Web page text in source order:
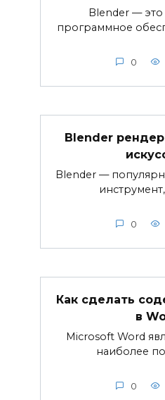
Blender —
программное
0
Blender
Blender —
0
Как сделать
в
Microsoft Word
наиболее
0